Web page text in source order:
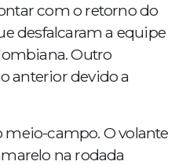
com o retorno do
desfalcaram a equipe
Outro
anterior devido a
campo. O volante
na rodada